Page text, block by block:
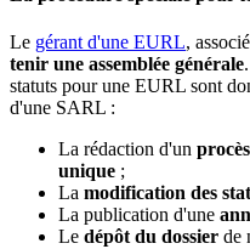
Le gérant d'une EURL,
tenir une assemblée générale
statuts pour une EURL sont
d'une SARL :
La rédaction d'un
unique ;
La modification des
La publication d'une
Le dépôt du dossier de